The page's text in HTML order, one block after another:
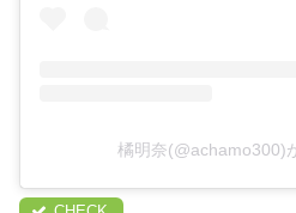
橘明奈(@achamo300)